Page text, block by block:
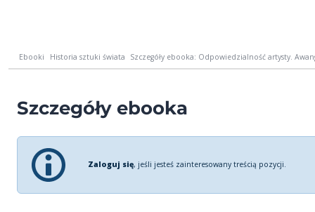
Ebooki Historia sztuki świata Szczegóły ebooka: Odpowiedzialność artysty.
Szczegóły ebooka
Zaloguj się, jeśli jesteś zainteresowany treścią pozycji.